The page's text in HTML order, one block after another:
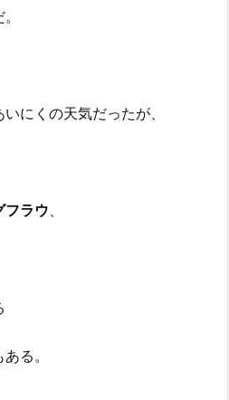
にくの天気だったが、
フラウ、
る。